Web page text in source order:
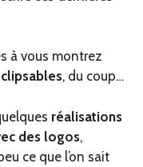
à vous montrez
, du coup…
réalisations
des logos,
ce que l’on sait